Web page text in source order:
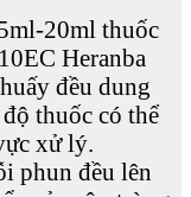
20ml thuốc
Heranba
đều dung
thuốc có thể
xử lý.
phun đều lên